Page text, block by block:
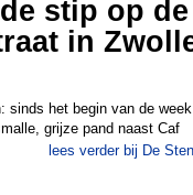
lijn wekt
» stip op de
in
sinds het begin van de week
grijze pand naast Caf
lees verder bij De